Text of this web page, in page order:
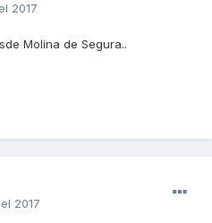
2017
Molina de Segura..
2017